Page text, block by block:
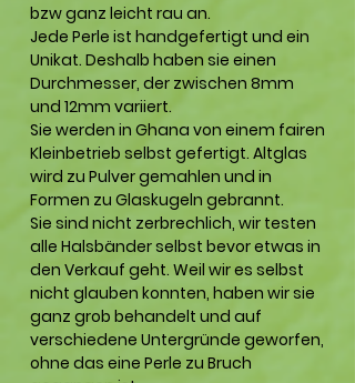
bzw ganz leicht rau an.
Jede Perle ist handgefertigt und ein
Unikat. Deshalb haben sie einen
Durchmesser, der zwischen 8mm
und 12mm variiert.
Sie werden in Ghana von einem fairen
Kleinbetrieb selbst gefertigt. Altglas
wird zu Pulver gemahlen und in
Formen zu Glaskugeln gebrannt.
Sie sind nicht zerbrechlich, wir testen
alle Halsbänder selbst bevor etwas in
den Verkauf geht. Weil wir es selbst
nicht glauben konnten, haben wir sie
ganz grob behandelt und auf
verschiedene Untergründe geworfen,
ohne das eine Perle zu Bruch